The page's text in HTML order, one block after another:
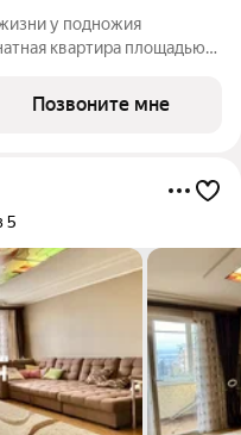
у подножия
квартира площадью
КМВ). Этаж 3 из 12, дом №
Позвоните мне
5